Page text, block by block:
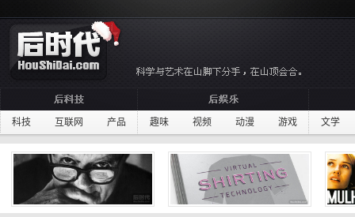
科技 互联网 产品 趣味 视频 动漫 游戏 文学